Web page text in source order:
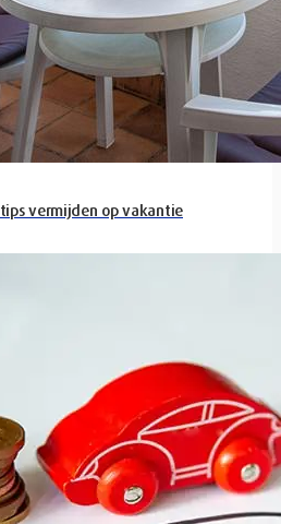
vermijden op vakantie